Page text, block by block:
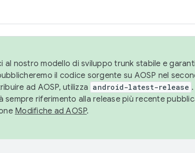
al nostro modello di sviluppo trunk stabile e
il codice sorgente su AOSP nel
ad AOSP, utilizza android-latest-release
sempre riferimento alla release più recente
Modifiche ad AOSP.